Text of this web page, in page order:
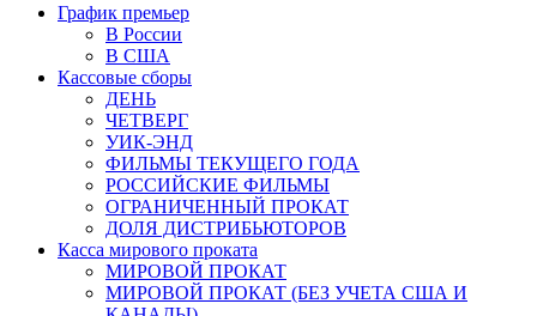
График премьер
В России
В США
Кассовые сборы
ДЕНЬ
ЧЕТВЕРГ
УИК-ЭНД
ФИЛЬМЫ ТЕКУЩЕГО ГОДА
РОССИЙСКИЕ ФИЛЬМЫ
ОГРАНИЧЕННЫЙ ПРОКАТ
ДОЛЯ ДИСТРИБЬЮТОРОВ
Касса мирового проката
МИРОВОЙ ПРОКАТ
МИРОВОЙ ПРОКАТ (БЕЗ УЧЕТА США И